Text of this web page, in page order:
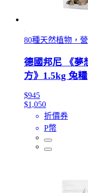
80種天然植物，
德國邦尼 《夢
方》1.5kg 兔糧
$945
$1,050
折價券
P幣